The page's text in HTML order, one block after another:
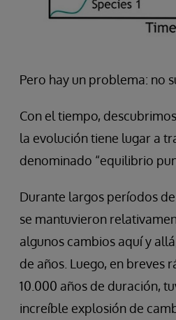
Pero hay un problema: no
Con el tiempo,
la evolución tiene lugar a
denominado “equilibrio
Durante largos períodos
se mantuvieron
algunos cambios aquí y
de años. Luego, en breves
10.000 años de duración,
increíble explosión de